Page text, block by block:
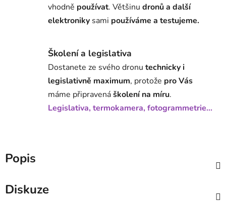
vhodně používat. Většinu dronů a další
elektroniky sami používáme a testujeme.
Školení a legislativa
Dostanete ze svého dronu technicky i
legislativně maximum, protože pro Vás
máme připravenáškolení na míru.
Legislativa, termokamera, fotogrammetrie...
Popis
Diskuze